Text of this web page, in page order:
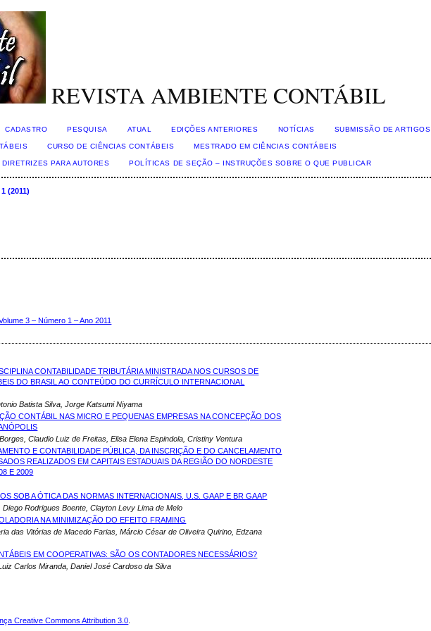
REVISTA AMBIENTE CONTÁBIL
CADASTRO PESQUISA ATUAL EDIÇÕES ANTERIORES NOTÍCIAS SUBMISSÃO DE ARTIGOS
CURSO DE CIÊNCIAS CONTÁBEIS MESTRADO EM CIÊNCIAS CONTÁBEIS
DIRETRIZES PARA AUTORES POLÍTICAS DE SEÇÃO – INSTRUÇÕES SOBRE O QUE PUBLICAR
(2011)
3 – Número 1 – Ano 2011
CONTABILIDADE TRIBUTÁRIA MINISTRADA NOS CURSOS DE
DO BRASIL AO CONTEÚDO DO CURRÍCULO INTERNACIONAL
Batista Silva, Jorge Katsumi Niyama
CONTÁBIL NAS MICRO E PEQUENAS EMPRESAS NA CONCEPÇÃO DOS
Claudio Luiz de Freitas, Elisa Elena Espindola, Cristiny Ventura
E CONTABILIDADE PÚBLICA, DA INSCRIÇÃO E DO CANCELAMENTO
REALIZADOS EM CAPITAIS ESTADUAIS DA REGIÃO DO NORDESTE
E 2009
SOB A ÓTICA DAS NORMAS INTERNACIONAIS, U.S. GAAP E BR GAAP
Rodrigues Boente, Clayton Levy Lima de Melo
NA MINIMIZAÇÃO DO EFEITO FRAMING
das Vitórias de Macedo Farias, Márcio César de Oliveira Quirino, Edzana
EM COOPERATIVAS: SÃO OS CONTADORES NECESSÁRIOS?
Carlos Miranda, Daniel José Cardoso da Silva
Creative Commons Attribution 3.0.